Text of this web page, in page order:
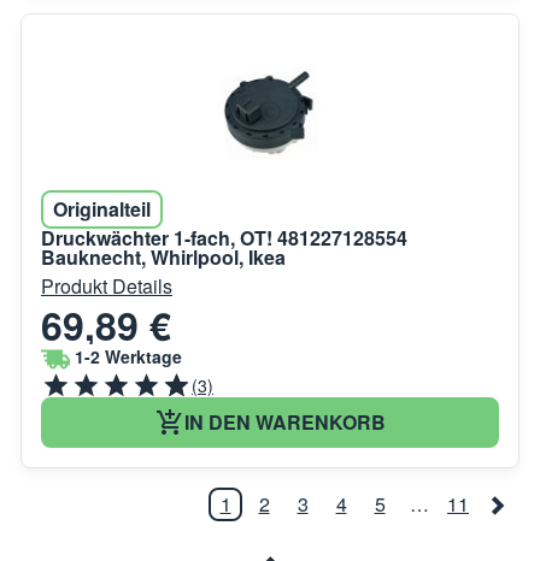
Originalteil
Druckwächter 1-fach, OT! 481227128554
Bauknecht, Whirlpool, Ikea
Produkt Details
69,89 €
1-2 Werktage
(3)
IN DEN WARENKORB
1 2 3 4 5 … 11